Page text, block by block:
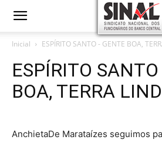
Inicial ESPÍRITO SANTO - GENTE BOA,
ESPÍRITO
BOA, TERRA
AnchietaDe Marataízes seguimos